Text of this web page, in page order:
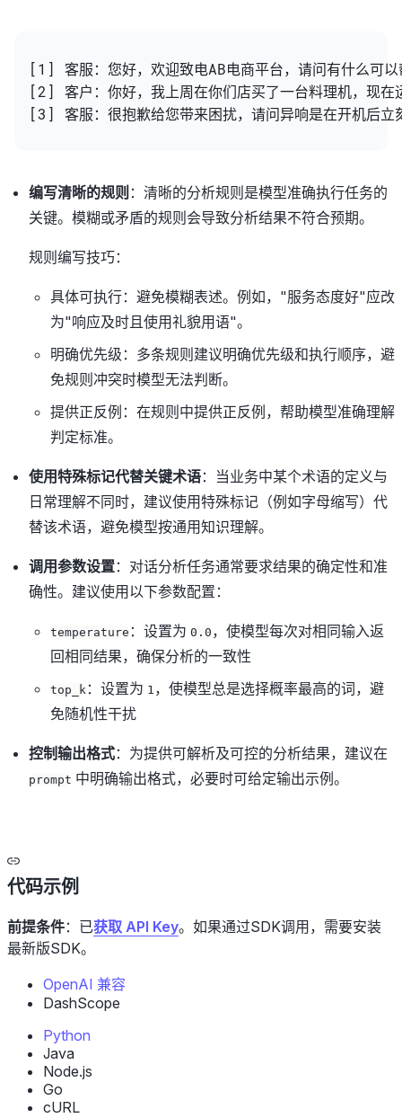
[1] 客服：您好，欢迎致电AB电商平台，请问有什么可以
[2] 客户：你好，我上周在你们店买了一台料理机，现在
[3] 客服：很抱歉给您带来困扰，请问异响是在开机后立
编写清晰的规则 ：清晰的分析规则是模型准确执行任务的
关键。模糊或矛盾的规则会导致分析结果不符合预期。
规则编写技巧：
具体可执行：避免模糊表述。例如，"服务态度好"应改
为"响应及时且使用礼貌用语"。
明确优先级：多条规则建议明确优先级和执行顺序，避
免规则冲突时模型无法判断。
提供正反例：在规则中提供正反例，帮助模型准确理解
判定标准。
使用特殊标记代替关键术语：当业务中某个术语的定义与
日常理解不同时，建议使用特殊标记（例如字母缩写）代
替该术语，避免模型按通用知识理解。
调用参数设置：对话分析任务通常要求结果的确定性和准
确性。建议使用以下参数配置：
temperature ：设置为 0.0 ，使模型每次对相同输入返
回相同结果，确保分析的一致性
top_k ：设置为 1 ，使模型总是选择概率最高的词，避
免随机性干扰
控制输出格式：为提供可解析及可控的分析结果，建议在
prompt 中明确输出格式，必要时可给定输出示例。
代码示例
前提条件：已获取 API Key。如果通过SDK调用，需要安装
最新版SDK。
OpenAI 兼容
DashScope
Python
Java
Node.js
Go
cURL